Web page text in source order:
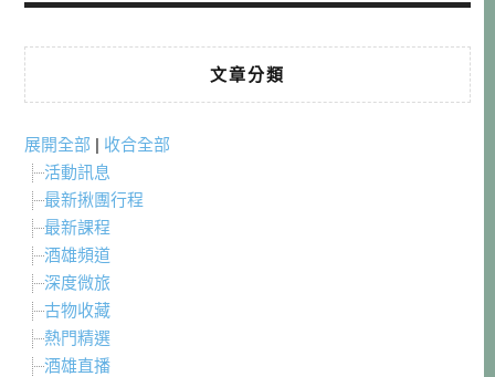
文章分類
展開全部 | 收合全部
活動訊息
最新揪團行程
最新課程
酒雄頻道
深度微旅
古物收藏
熱門精選
酒雄直播